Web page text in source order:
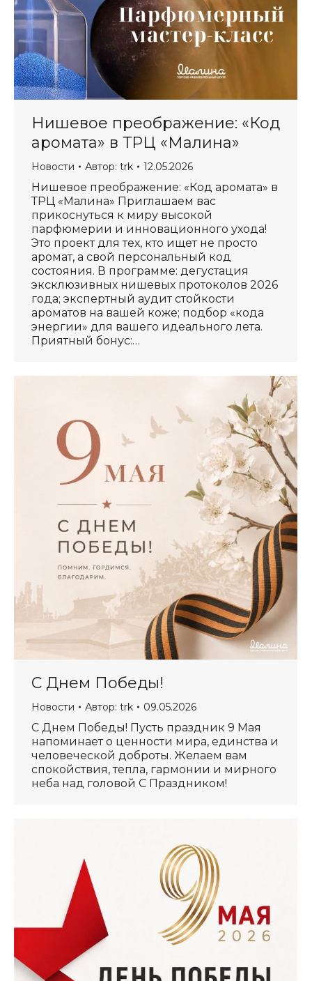
Нишевое преображение: «Код
аромата» в ТРЦ «Малина»
Новости Автор: trk 12.05.2026
Нишевое преображение: «Код аромата» в
ТРЦ «Малина» Приглашаем вас
прикоснуться к миру высокой
парфюмерии и инновационного ухода!
Это проект для тех, кто ищет не просто
аромат, а свой персональный код
состояния. В программе: дегустация
эксклюзивных нишевых протоколов 2026
года; экспертный аудит стойкости
ароматов на вашей коже; подбор «кода
энергии» для вашего идеального лета.
Приятный бонус:…
С Днем Победы!
Новости Автор: trk 09.05.2026
С Днем Победы! Пусть праздник 9 Мая
напоминает о ценности мира, единства и
человеческой доброты. Желаем вам
спокойствия, тепла, гармонии и мирного
неба над головой С Праздником!